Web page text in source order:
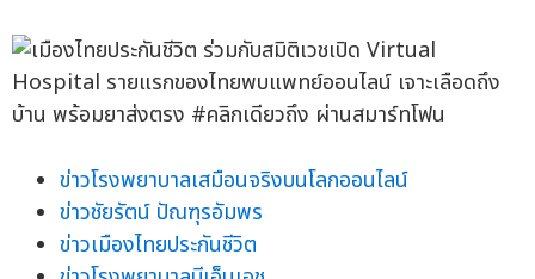
ข่าวโรงพยาบาลเสมือนจริงบนโลกออนไลน์
ข่าวชัยรัตน์ ปัณฑุรอัมพร
ข่าวเมืองไทยประกันชีวิต